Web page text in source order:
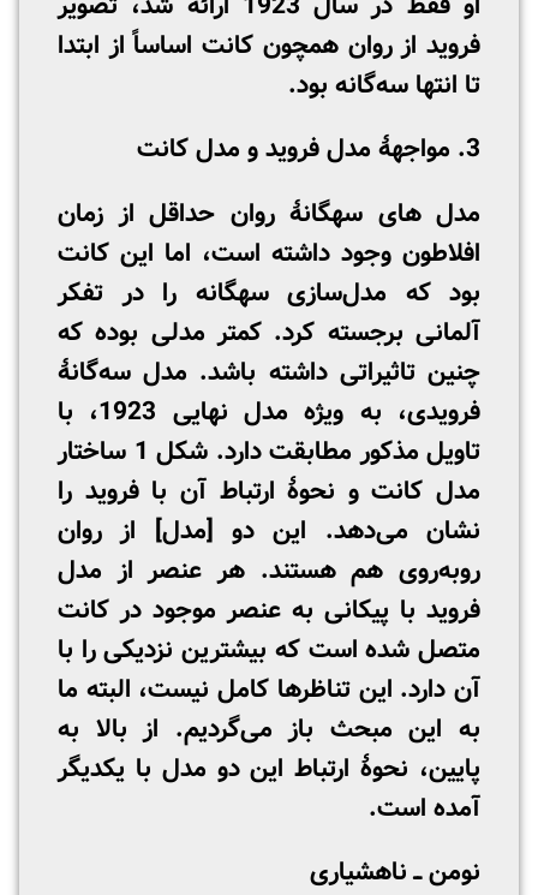
فروید از روان همچون کانت اساساً از ابتدا
تا انتها سه‌گانه بود.
3. مواجهۀ مدل فروید و مدل کانت
مدل های سه­گانۀ روان حداقل از زمان
افلاطون وجود داشته است، اما این کانت
بود که مدل‌سازی سه­گانه را در تفکر
آلمانی برجسته کرد. کمتر مدلی بوده که
چنین تاثیراتی داشته باشد. مدل سه‌گانۀ
فرویدی، به ویژه مدل نهایی 1923، با
تاویل مذکور مطابقت دارد. شکل 1 ساختار
مدل کانت و نحوۀ ارتباط آن با فروید را
نشان می‌دهد. این دو [مدل] از روان
روبه‌روی هم هستند. هر عنصر از مدل
فروید با پیکانی به عنصر موجود در کانت
متصل شده است که بیشترین نزدیکی را با
آن دارد. این تناظرها کامل نیست، البته ما
به این مبحث باز می‌گردیم. از بالا به
پایین، نحوۀ ارتباط این دو مدل با یکدیگر
آمده است.
نومن ــ ناهشیاری